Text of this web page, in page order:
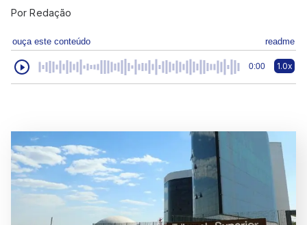
PorRedação
ouça este conteúdo readme
0:00 1.0x